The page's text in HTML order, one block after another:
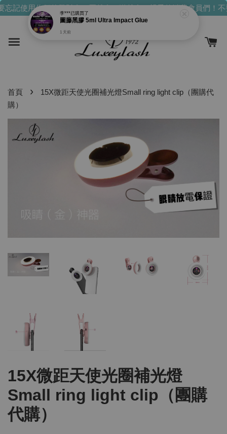
記使用你們的發財金！買越多，送越多！親愛的消費會員們！不
首頁 ›
15X微距天使光圈補光燈Small ring light clip（團購代
購）
15X微距天使光圈補光燈
Small ring light clip（團購
代購）
李***已購買了
圖藤黑膠 5ml Ultra Impact Glue
1 天前